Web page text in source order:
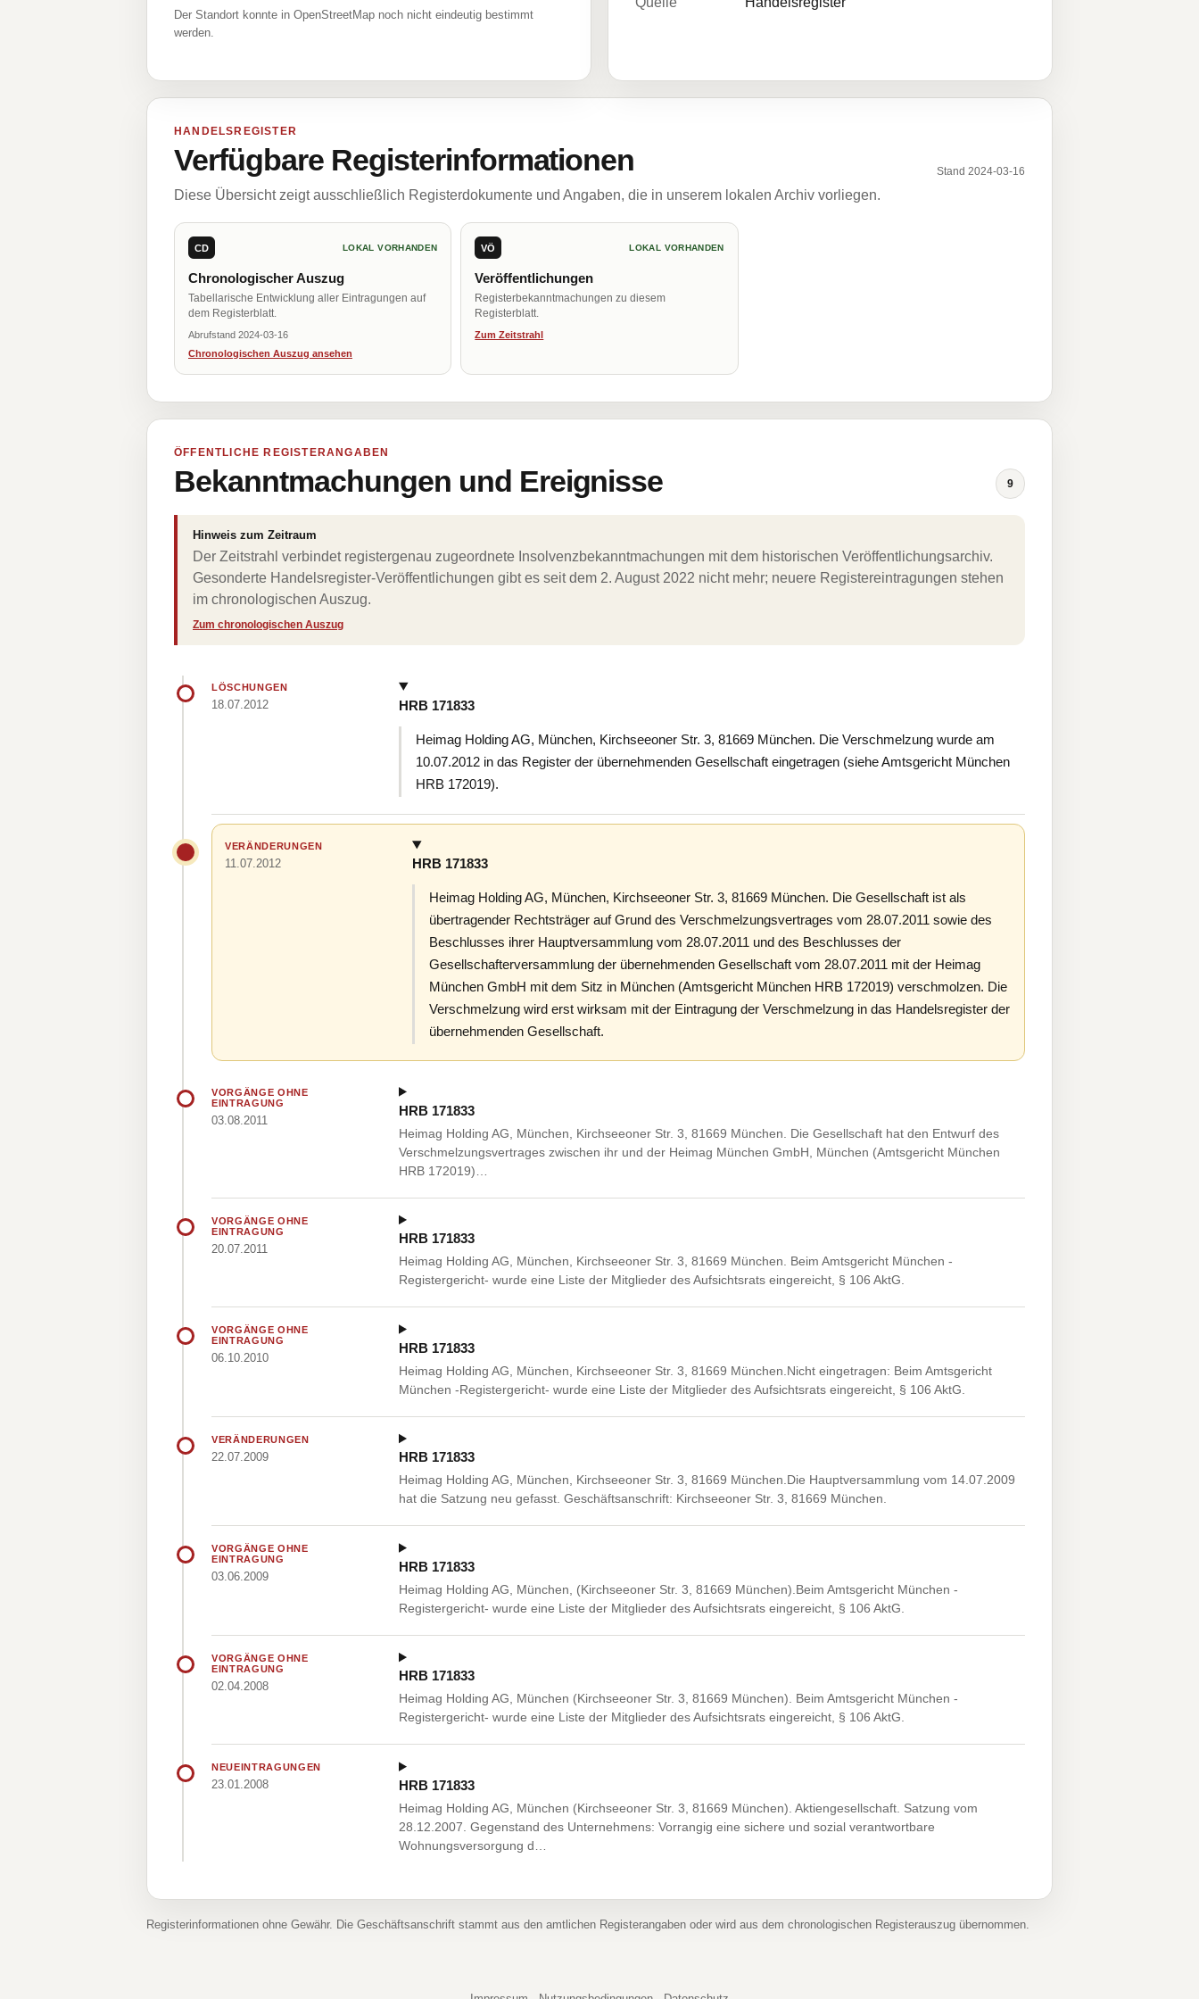
Der Standort konnte in OpenStreetMap noch nicht eindeutig bestimmt
werden.
HANDELSREGISTER
Verfügbare Registerinformationen Stand 2024-03-16
Diese Übersicht zeigt ausschließlich Registerdokumente und Angaben, die in unserem lokalen Archiv vorliegen.
CD LOKAL VORHANDEN
Chronologischer Auszug
Tabellarische Entwicklung aller Eintragungen auf
dem Registerblatt.
Abrufstand 2024-03-16
Chronologischen Auszug ansehen
VÖ LOKAL VORHANDEN
Veröffentlichungen
Registerbekanntmachungen zu diesem
Registerblatt.
Zum Zeitstrahl
ÖFFENTLICHE REGISTERANGABEN
Bekanntmachungen und Ereignisse 9
Hinweis zum Zeitraum
Der Zeitstrahl verbindet registergenau zugeordnete Insolvenzbekanntmachungen mit dem historischen Veröffentlichungsarchiv.
Gesonderte Handelsregister-Veröffentlichungen gibt es seit dem 2. August 2022 nicht mehr; neuere Registereintragungen stehen
im chronologischen Auszug.
Zum chronologischen Auszug
LÖSCHUNGEN
18.07.2012 HRB 171833
Heimag Holding AG, München, Kirchseeoner Str. 3, 81669 München. Die Verschmelzung wurde am
10.07.2012 in das Register der übernehmenden Gesellschaft eingetragen (siehe Amtsgericht München
HRB 172019).
VERÄNDERUNGEN
11.07.2012 HRB 171833
Heimag Holding AG, München, Kirchseeoner Str. 3, 81669 München. Die Gesellschaft ist als
übertragender Rechtsträger auf Grund des Verschmelzungsvertrages vom 28.07.2011 sowie des
Beschlusses ihrer Hauptversammlung vom 28.07.2011 und des Beschlusses der
Gesellschafterversammlung der übernehmenden Gesellschaft vom 28.07.2011 mit der Heimag
München GmbH mit dem Sitz in München (Amtsgericht München HRB 172019) verschmolzen. Die
Verschmelzung wird erst wirksam mit der Eintragung der Verschmelzung in das Handelsregister der
übernehmenden Gesellschaft.
VORGÄNGE OHNE
EINTRAGUNG
03.08.2011
HRB 171833
Heimag Holding AG, München, Kirchseeoner Str. 3, 81669 München. Die Gesellschaft hat den Entwurf des
Verschmelzungsvertrages zwischen ihr und der Heimag München GmbH, München (Amtsgericht München
HRB 172019)…
VORGÄNGE OHNE
EINTRAGUNG
20.07.2011
HRB 171833
Heimag Holding AG, München, Kirchseeoner Str. 3, 81669 München. Beim Amtsgericht München -
Registergericht- wurde eine Liste der Mitglieder des Aufsichtsrats eingereicht, § 106 AktG.
VORGÄNGE OHNE
EINTRAGUNG
06.10.2010
HRB 171833
Heimag Holding AG, München, Kirchseeoner Str. 3, 81669 München.Nicht eingetragen: Beim Amtsgericht
München -Registergericht- wurde eine Liste der Mitglieder des Aufsichtsrats eingereicht, § 106 AktG.
VERÄNDERUNGEN
22.07.2009 HRB 171833
Heimag Holding AG, München, Kirchseeoner Str. 3, 81669 München.Die Hauptversammlung vom 14.07.2009
hat die Satzung neu gefasst. Geschäftsanschrift: Kirchseeoner Str. 3, 81669 München.
VORGÄNGE OHNE
EINTRAGUNG
03.06.2009
HRB 171833
Heimag Holding AG, München, (Kirchseeoner Str. 3, 81669 München).Beim Amtsgericht München -
Registergericht- wurde eine Liste der Mitglieder des Aufsichtsrats eingereicht, § 106 AktG.
VORGÄNGE OHNE
EINTRAGUNG
02.04.2008
HRB 171833
Heimag Holding AG, München (Kirchseeoner Str. 3, 81669 München). Beim Amtsgericht München -
Registergericht- wurde eine Liste der Mitglieder des Aufsichtsrats eingereicht, § 106 AktG.
NEUEINTRAGUNGEN
23.01.2008 HRB 171833
Heimag Holding AG, München (Kirchseeoner Str. 3, 81669 München). Aktiengesellschaft. Satzung vom
28.12.2007. Gegenstand des Unternehmens: Vorrangig eine sichere und sozial verantwortbare
Wohnungsversorgung d…
Registerinformationen ohne Gewähr. Die Geschäftsanschrift stammt aus den amtlichen Registerangaben oder wird aus dem chronologischen Registerauszug übernommen.